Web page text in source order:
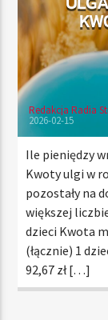
00:00
Radio Strefa
Redakcja Radia
2026-02-15
Ile pieniędzy
Kwoty ulgi w
pozostały na
większej
dzieci Kwota
(łącznie) 1
92,67 zł […]